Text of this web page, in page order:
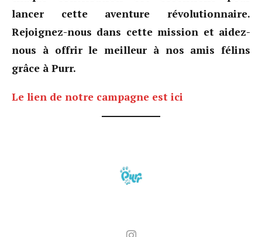
lancer cette aventure révolutionnaire.
Rejoignez-nous dans cette mission et aidez-
nous à offrir le meilleur à nos amis félins
grâce à Purr.
Le lien de notre campagne est ici